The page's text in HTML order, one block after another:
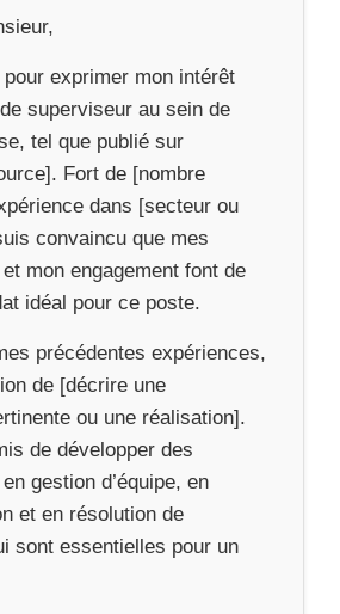
exprimer mon intérêt
superviseur au sein de
tel que publié sur
Fort de [nombre
dans [secteur ou
convaincu que mes
mon engagement font de
idéal pour ce poste.
précédentes expériences,
de [décrire une
ou une réalisation].
de développer des
gestion d’équipe, en
et en résolution de
sont essentielles pour un